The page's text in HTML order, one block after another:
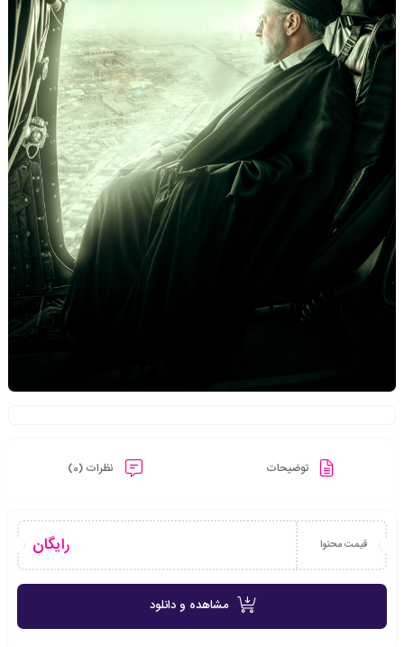
توضیحات نظرات (0)
قیمت محتوا رایگان
مشاهده و دانلود